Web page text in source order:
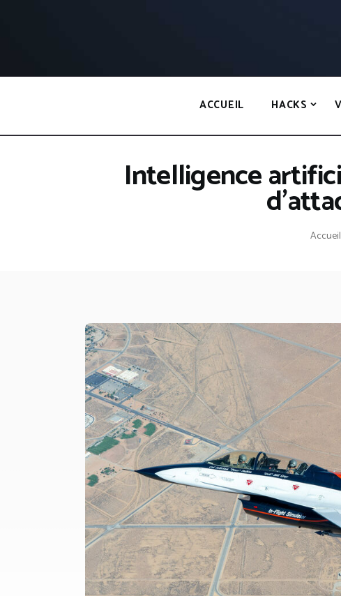
ACCUEIL HACKS
Intelligence
Accueil